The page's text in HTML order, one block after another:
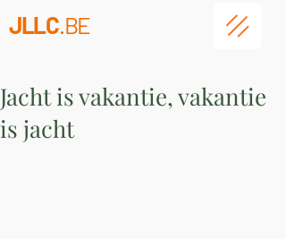
JLLC.BE
Jacht is vakantie, vakantie
is jacht